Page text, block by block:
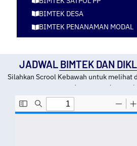
BIMTEK DESA
BIMTEK PENANAMAN MODAL
JADWAL BIMTEK DAN
Silahkan Scrool Kebawah untuk melihat
dan tempat kota